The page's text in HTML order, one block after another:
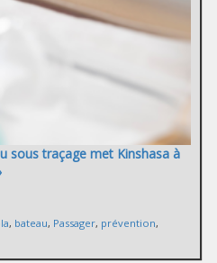
sous traçage met Kinshasa à
, bateau, Passager, prévention,